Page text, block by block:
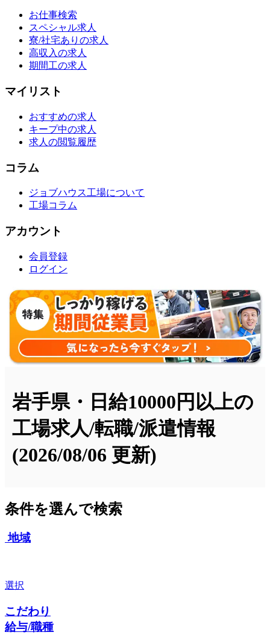
お仕事検索
スペシャル求人
寮/社宅ありの求人
高収入の求人
期間工の求人
マイリスト
おすすめの求人
キープ中の求人
求人の閲覧履歴
コラム
ジョブハウス工場について
工場コラム
アカウント
会員登録
ログイン
岩手県・日給10000円以上の
工場求人/転職/派遣情報
(2026/08/06 更新)
条件を選んで検索
地域
選択
こだわり
給与/職種